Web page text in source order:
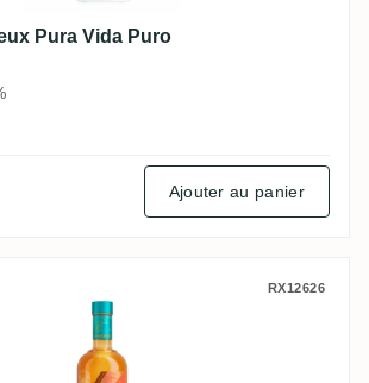
Pura Vida Puro
Ajouter au panier
Distillery Takamaka Bay
RX12626